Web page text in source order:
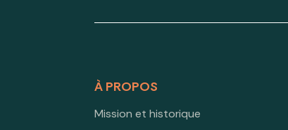
À PROPOS
Mission et historique